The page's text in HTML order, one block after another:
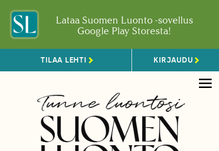
Lataa Suomen Luonto -sovellus
Google Play Storesta!
TILAA LEHTI KIRJAUDU